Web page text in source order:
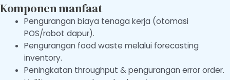
Komponen manfaat
Pengurangan biaya tenaga kerja (otomasi
POS/robot dapur).
Pengurangan food waste melalui forecasting
inventory.
Peningkatan throughput & pengurangan error order.